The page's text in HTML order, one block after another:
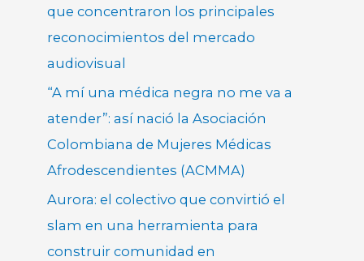
que concentraron los principales
reconocimientos del mercado
audiovisual
“A mí una médica negra no me va a
atender”: así nació la Asociación
Colombiana de Mujeres Médicas
Afrodescendientes (ACMMA)
Aurora: el colectivo que convirtió el
slam en una herramienta para
construir comunidad en